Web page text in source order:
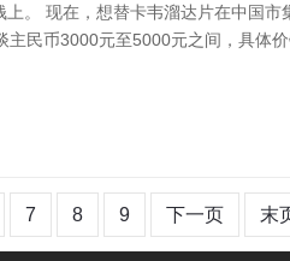
。 现在，想替卡韦溜达片在中国
民币3000元至5000元之间，具体
7 8 9 下一页 末